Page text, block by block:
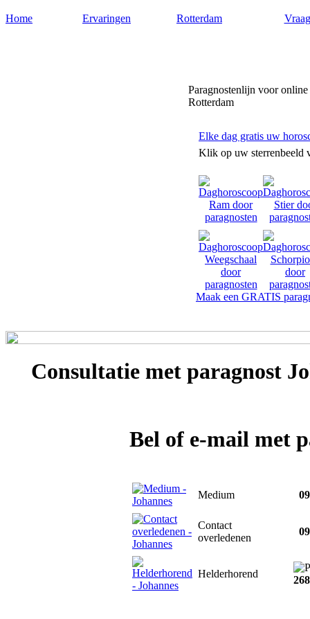
Home Ervaringen Rotterdam
Paragnostenlijn voor
Rotterdam
Elke dag gratis uw
Klik op uw sterrenbeeld
Maak een GRATIS
Consultatie met paragnost
Bel of e-mail met
Medium
Contact
overledenen
Helderhorend